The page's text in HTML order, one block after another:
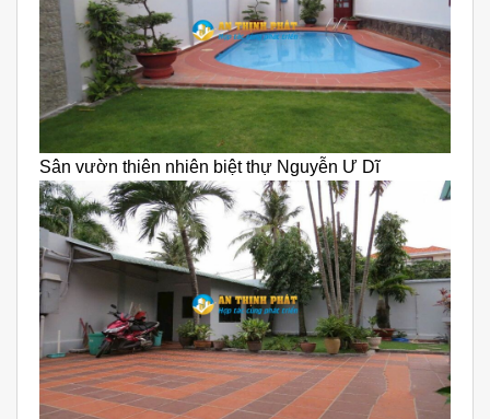
Sân vườn thiên nhiên biệt thự Nguyễn Ư Dĩ